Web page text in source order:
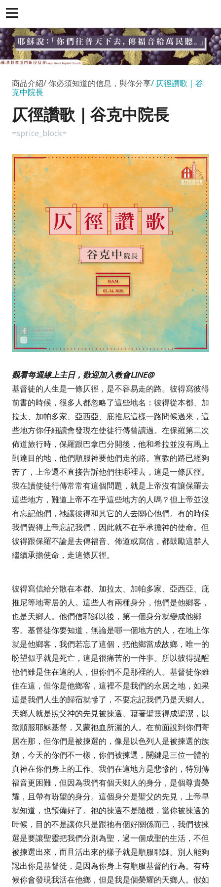
商品介紹 你必須知道的信息，與你分享 仄徑讚歌｜谷
克中院長
仄徑讚歌｜谷克中院長
=sprice_block=
觀看每週線上主日，歡迎加入教會LINE@
基督徒的人生是一條仄徑，是不容易走的路。彼得寫彼得
前書的時候，很多人都忽略了這些地名：彼得從本都、加
拉太、加帕多家、亞西亞、庇推尼這樣一路問候過來，這
些地方你仔細讀會發現在使徒行傳曾讀過。在保羅第二次
佈道旅行時，保羅跟巴拿巴分開後，他和希拉並沒有馬上
到達目的地，他們順服神要他們走的路。宣教的路已經夠
苦了，上帝還不直接告訴他們往哪裡去，這是一條仄徑。
我在讀使徒行傳常常有這個問題，就是上帝沒有讓保羅去
這些地方，難道上帝不在乎這些地方的人嗎？但上帝並沒
有忘記他們，祂讓彼得和其它的人去關心他們。有的時候
我們覺得上帝忘記我們，因此就不在乎承擔神的使命。但
彼得跟保羅不論是去傳福音、佈道或寫信，都鼓勵這群人
繼續承擔使命，走這條仄徑。
彼得寫信給分散在本都、加拉太、加帕多家、亞西亞、庇
推尼等地寄居的人。這些人有兩種身分，他們是他鄉客，
也是天鄉人。他們信耶穌以後，第一個身分就變成他鄉
客。基督徒你要知道，無論是哪一個地方的人，在地上你
就是他鄉客，我們若忘了這個，把他鄉當成故鄉，唯一的
盼望似乎就是死亡，這是很痛苦的一件事。所以彼得提醒
他們雖是住在這的人，但你們不是那裡的人。基督徒你雖
住在這，但你是他鄉客，這裡不是我們的永居之地，如果
這是我們人生的歸宿就慘了，不要忘記我們乃是天鄉人。
天鄉人就是照父神的先見被揀選、藉著聖靈得成聖潔，以
致順服耶穌基督，又蒙祂血所灑的人。在前面說到你們寄
居在那，但你們是被揀選的，像是以色列人是被揀選的族
類，今天的你們不一樣，你們被揀選，關鍵是三位一體的
真神在你們身上的工作。我們在這地方是悲慘的，特別傳
福音更困難，但因為我們有個天鄉人的身分，是個尊貴榮
耀，且帶有盼望的身分。這個身分是聖父的先見，上帝早
就知道，也預備好了。祂的揀選不是隨機，當你被揀選的
時候，目的不是讓你只是跟祂有個好關係而已，我們被揀
選是要讓聖靈把我們分別為聖，過一個成聖的生活，不但
被揀選出來，而且活出來的樣子就是順服耶穌。別人能夠
認出你是基督徒，是因為你身上有順服基督的行為。有時
候你會發現我活在他鄉，但是我是個榮耀的天鄉人。假如